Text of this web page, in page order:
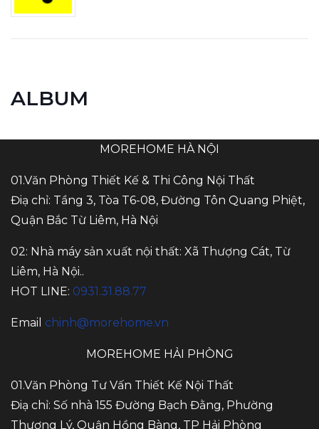
ALBUM
MOREHOME HÀ NỘI
01.Văn Phòng Thiết Kế & Thi Công Nội Thất
Điạ chỉ: Tầng 3, Tòa T6-08, Đường Tôn Quang Phiệt,
Quận Bắc Từ Liêm, Hà Nội
02: Nhà máy sản xuất nội thất: Xã Thượng Cát, Từ
Liêm, Hà Nội..
HOT LINE: 0931.31.88.77
Email chinh@morehome.vn
MOREHOME HẢI PHÒNG
01.Văn Phòng Tư Vấn Thiết Kế Nội Thất
Điạ chỉ: Số nhà 155 Đường Bạch Đằng, Phường
Thượng Lý, Quận Hồng Bàng, TP Hải Phòng